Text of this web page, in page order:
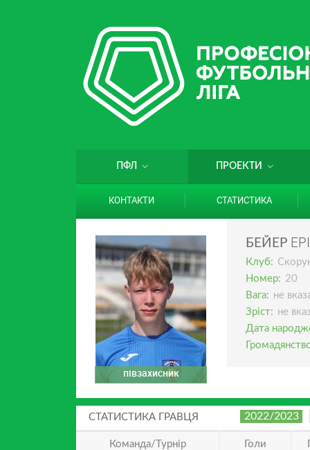
ПФЛ ПРОЕКТИ
КОНТАКТИ СТАТИСТИКА
півзахисник
БЕЙЕР
Клуб:
Номер: 20
Вага: не
Зріст: не
Дата
СТАТИСТИКА ГРАВЦЯ 2022/2023
Команда/Турнір Голи